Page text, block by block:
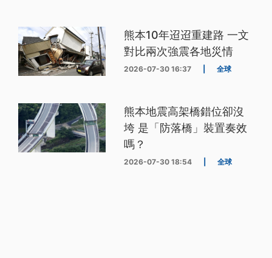
熊本10年迢迢重建路 一文
對比兩次強震各地災情
2026-07-30 16:37 全球
熊本地震高架橋錯位卻沒
垮 是「防落橋」裝置奏效
嗎？
2026-07-30 18:54 全球